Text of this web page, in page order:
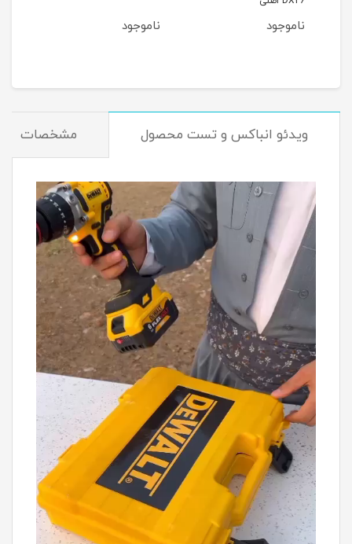
ناموجود ناموجود
ویدئو انباکس و تست محصول مشخصات